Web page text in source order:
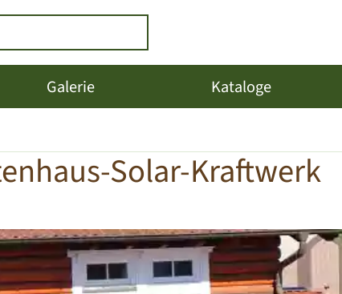
Galerie Kataloge
Solar-Kraftwerk